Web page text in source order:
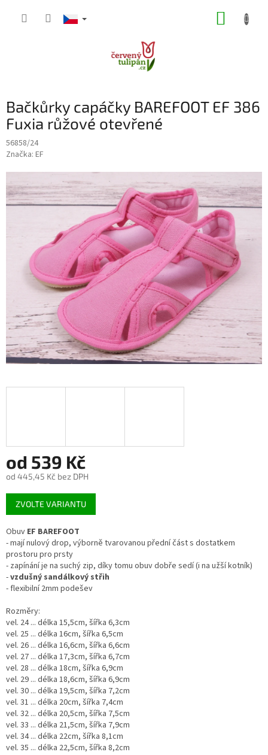
Bačkůrky capáčky BAREFOOT EF 386
Fuxia růžové otevřené
56858/24
Značka: EF
od 539 Kč
od 445,45 Kč bez DPH
Měrná
cena:
ZVOLTE VARIANTU
Obuv EF BAREFOOT
- mají nulový drop, výborně tvarovanou přední část s dostatkem
prostoru pro prsty
- zapínání je na suchý zip, díky tomu obuv dobře sedí (i na užší kotník)
-vzdušný sandálkový střih
- flexibilní 2mm podešev
Rozměry:
vel. 24 ... délka 15,5cm, šířka 6,3cm
vel. 25 ... délka 16cm, šířka 6,5cm
vel. 26 ... délka 16,6cm, šířka 6,6cm
vel. 27 ... délka 17,3cm, šířka 6,7cm
vel. 28 ... délka 18cm, šířka 6,9cm
vel. 29 ... délka 18,6cm, šířka 6,9cm
vel. 30 ... délka 19,5cm, šířka 7,2cm
vel. 31 ... délka 20cm, šířka 7,4cm
vel. 32 ... délka 20,5cm, šířka 7,5cm
vel. 33 ... délka 21,5cm, šířka 7,9cm
vel. 34 ... délka 22cm, šířka 8,1cm
vel. 35 ... délka 22,5cm, šířka 8,2cm